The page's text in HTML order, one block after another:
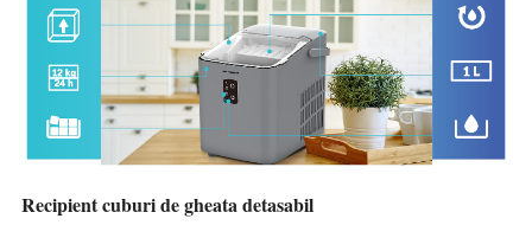
Recipient cuburi de gheata detasabil